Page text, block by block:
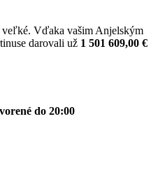
Vďaka vašim Anjelským
darovali už 1 501 609,00 €
do 20:00